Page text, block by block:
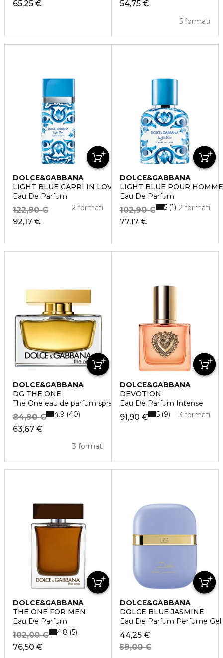
65,25 € 54,75 €
5 formati
DOLCE&GABBANA
LIGHT BLUE CAPRI IN LOVE
Eau De Parfum
92,17 €
122,90 € 2 formati
DOLCE&GABBANA
LIGHT BLUE POUR
Eau De Parfum
77,17 €
102,90 € 2 formati
5 1
DOLCE&GABBANA
DG THE ONE
The One eau de parfum spray
63,67 €
84,90 €
3 formati
4.9 40
DOLCE&GABBANA
DEVOTION
Eau De Parfum Intense
91,90 € 3 formati
5 9
DOLCE&GABBANA
THE ONE FOR MEN
Eau De Parfum
76,50 €
102,00 € 4.8 5
DOLCE&GABBANA
DOLCE BLUE JASMINE
Eau De Parfum Perfume Gel
44,25 €
59,00 €